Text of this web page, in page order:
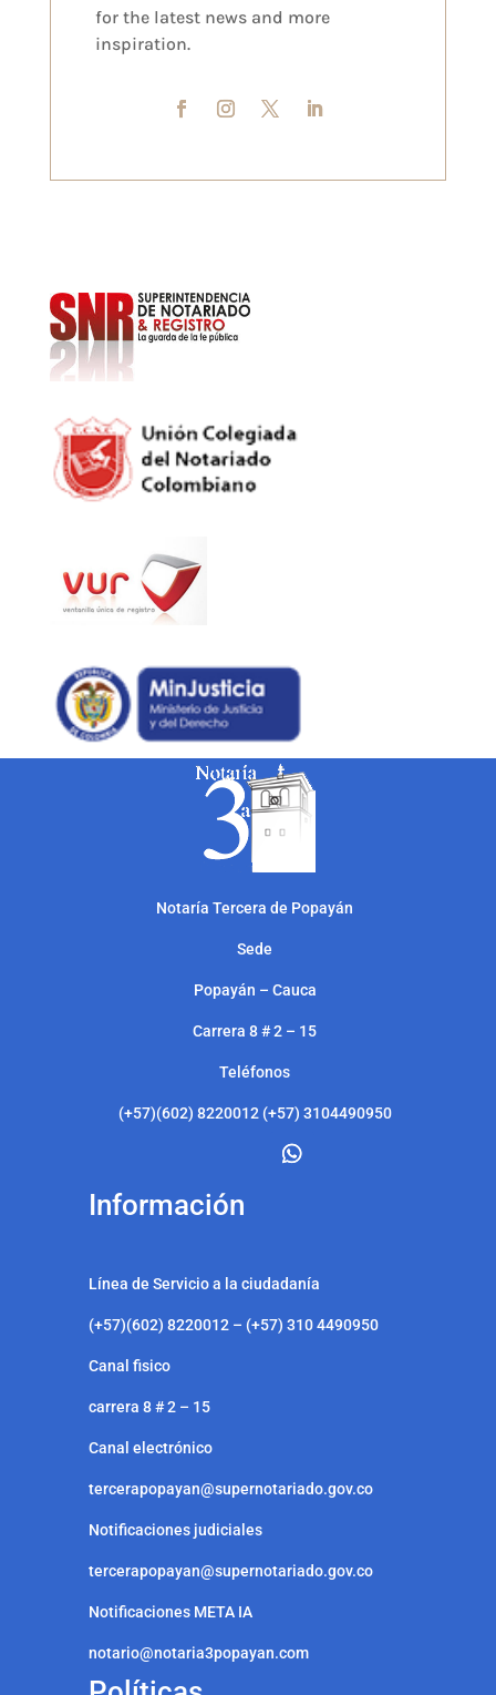
for the latest news and more
inspiration.
Notaría Tercera de Popayán
Sede
Popayán – Cauca
Carrera 8 # 2 – 15
Teléfonos
(+57)(602) 8220012 (+57) 3104490950
Información
Línea de Servicio a la ciudadanía
(+57)(602) 8220012 – (+57) 310 4490950
Canal fisico
carrera 8 # 2 – 15
Canal electrónico
tercerapopayan@supernotariado.gov.co
Notificaciones judiciales
tercerapopayan@supernotariado.gov.co
Notificaciones META IA
notario@notaria3popayan.com